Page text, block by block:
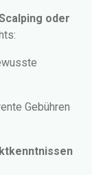
oder
Gebühren